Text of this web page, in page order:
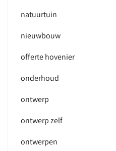
natuurtuin
nieuwbouw
offerte hovenier
onderhoud
ontwerp
ontwerp zelf
ontwerpen